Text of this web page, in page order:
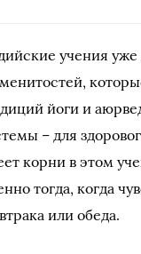
учения уже
йоги и
– для
корни в этом
тогда, когда
или обеда.